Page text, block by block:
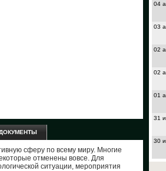
сферу по всему миру. Многие
отменены вовсе. Для
ситуации, мероприятия
04
03
02
02
01
31
30
27